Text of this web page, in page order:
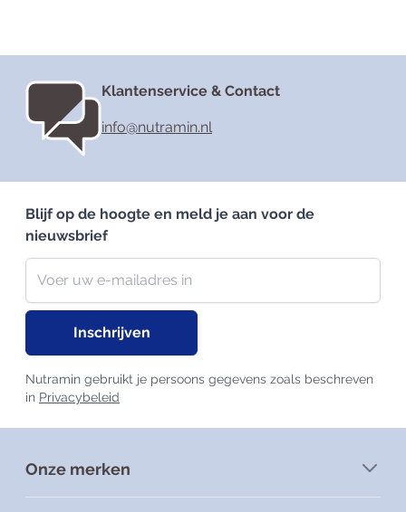
Klantenservice & Contact
info@nutramin.nl
Blijf op de hoogte en meld je aan voor de
nieuwsbrief
Nieuwsbrief
E-mailadres
Inschrijven
Nutramin gebruikt je persoons gegevens zoals beschreven
in Privacybeleid
Onze merken